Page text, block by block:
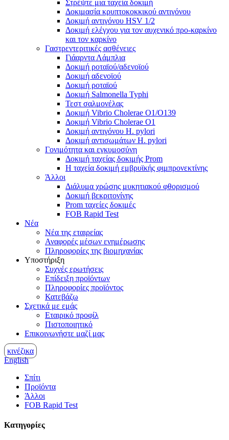
Στρέψτε μια ταχεία δοκιμή
Δοκιμασία κρυπτοκοκκικού αντιγόνου
Δοκιμή αντιγόνου HSV 1/2
Δοκιμή ελέγχου για τον αυχενικό προ-καρκίνο
και τον καρκίνο
Γαστρεντεριτικές ασθένειες
Γιάαρντα Λάμπλια
Δοκιμή ροταϊού/αδενοϊού
Δοκιμή αδενοϊού
Δοκιμή ροταϊού
Δοκιμή Salmonella Typhi
Τεστ σαλμονέλας
Δοκιμή Vibrio Cholerae O1/O139
Δοκιμή Vibrio Cholerae O1
Δοκιμή αντιγόνου H. pylori
Δοκιμή αντισωμάτων H. pylori
Γονιμότητα και εγκυμοσύνη
Δοκιμή ταχείας δοκιμής Prom
Η ταχεία δοκιμή εμβρυϊκής φιμπρονεκτίνης
Άλλοι
Διάλυμα χρώσης μυκητιακού φθορισμού
Δοκιμή βεκριτονίνης
Prom ταχείες δοκιμές
FOB Rapid Test
Νέα
Νέα της εταιρείας
Αναφορές μέσων ενημέρωσης
Πληροφορίες της βιομηχανίας
Υποστήριξη
Συχνές ερωτήσεις
Επίδειξη προϊόντων
Πληροφορίες προϊόντος
Κατεβάζω
Σχετικά με εμάς
Εταιρικό προφίλ
Πιστοποιητικό
Επικοινωνήστε μαζί μας
κινέζικα
English
Σπίτι
Προϊόντα
Άλλοι
FOB Rapid Test
Κατηγορίες